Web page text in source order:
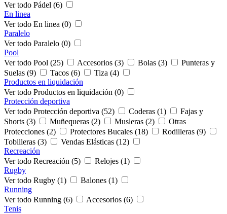
Ver todo Pádel (6)
En linea
Ver todo En linea (0)
Paralelo
Ver todo Paralelo (0)
Pool
Ver todo Pool (25)
Accesorios (3) Bolas (3)
Punteras y
Suelas (9)
Tacos (6)
Tiza (4)
Productos en liquidación
Ver todo Productos en liquidación (0)
Protección deportiva
Ver todo Protección deportiva (52)
Coderas (1)
Fajas y
Shorts (3)
Muñequeras (2) Musleras (2)
Otras
Protecciones (2)
Protectores Bucales (18)
Rodilleras (9)
Tobilleras (3)
Vendas Elásticas (12)
Recreación
Ver todo Recreación (5)
Relojes (1)
Rugby
Ver todo Rugby (1)
Balones (1)
Running
Ver todo Running (6)
Accesorios (6)
Tenis